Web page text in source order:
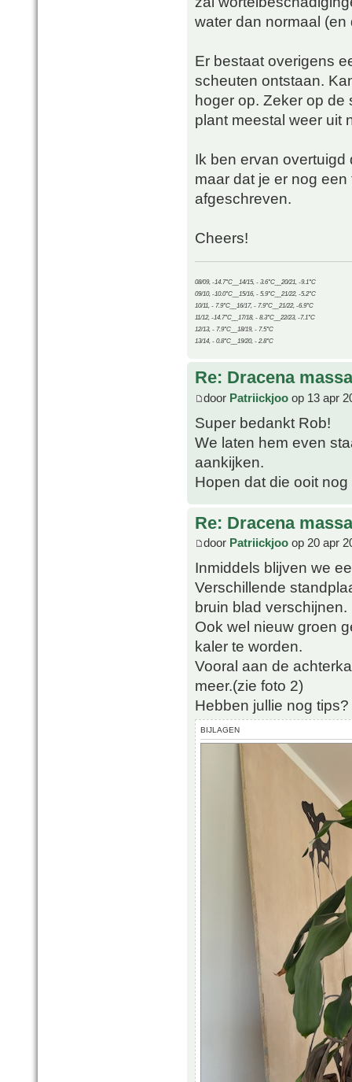
water dan normaal
Er bestaat overigens
scheuten ontstaan.
hoger op. Zeker op de
plant meestal weer uit
Ik ben ervan overtuigd
maar dat je er nog
afgeschreven.
Cheers!
08/09, -14.7°C__14/15, - 3.6°C__20/21, -9.1°C
09/10, -10.0°C__15/16, - 5.9°C__21/22, -5.2°C
10/11, - 7.9°C__16/17, - 7.9°C__21/22, -6.9°C
11/12, -14.7°C__17/18, - 8.3°C__22/23, -7.1°C
12/13, - 7.9°C__18/19, - 7.5°C
13/14, - 0.8°C__19/20, - 2.8°C
Re: Dracena
door Patriickjoo op 13 apr
Super bedankt Rob!
We laten hem even
aankijken.
Hopen dat die ooit
Re: Dracena
door Patriickjoo op 20 apr
Inmiddels blijven we
Verschillende
bruin blad verschijnen.
Ook wel nieuw groen
kaler te worden.
Vooral aan de
meer.(zie foto 2)
Hebben jullie nog tips?
BIJLAGEN